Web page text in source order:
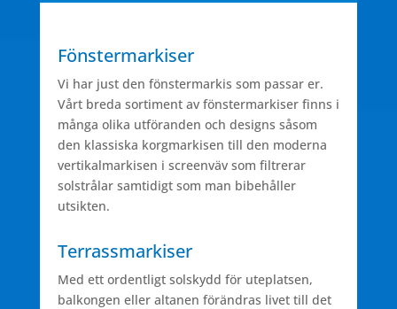
Fönstermarkiser
Vi har just den fönstermarkis som passar er.
Vårt breda sortiment av fönstermarkiser finns i
många olika utföranden och designs såsom
den klassiska korgmarkisen till den moderna
vertikalmarkisen i screenväv som filtrerar
solstrålar samtidigt som man bibehåller
utsikten.
Terrassmarkiser
Med ett ordentligt solskydd för uteplatsen,
balkongen eller altanen förändras livet till det